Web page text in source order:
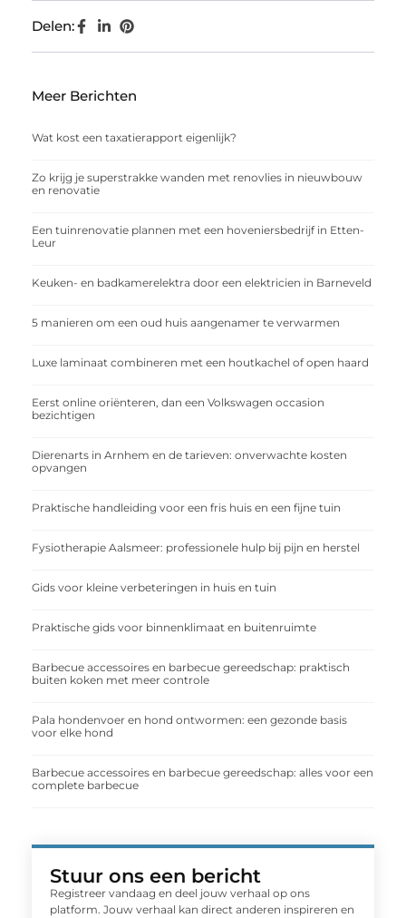
Delen:
Meer Berichten
Wat kost een taxatierapport eigenlijk?
Zo krijg je superstrakke wanden met renovlies in nieuwbouw
en renovatie
Een tuinrenovatie plannen met een hoveniersbedrijf in Etten-
Leur
Keuken- en badkamerelektra door een elektricien in Barneveld
5 manieren om een oud huis aangenamer te verwarmen
Luxe laminaat combineren met een houtkachel of open haard
Eerst online oriënteren, dan een Volkswagen occasion
bezichtigen
Dierenarts in Arnhem en de tarieven: onverwachte kosten
opvangen
Praktische handleiding voor een fris huis en een fijne tuin
Fysiotherapie Aalsmeer: professionele hulp bij pijn en herstel
Gids voor kleine verbeteringen in huis en tuin
Praktische gids voor binnenklimaat en buitenruimte
Barbecue accessoires en barbecue gereedschap: praktisch
buiten koken met meer controle
Pala hondenvoer en hond ontwormen: een gezonde basis
voor elke hond
Barbecue accessoires en barbecue gereedschap: alles voor een
complete barbecue
Stuur ons een bericht
Registreer vandaag en deel jouw verhaal op ons
platform. Jouw verhaal kan direct anderen inspireren en